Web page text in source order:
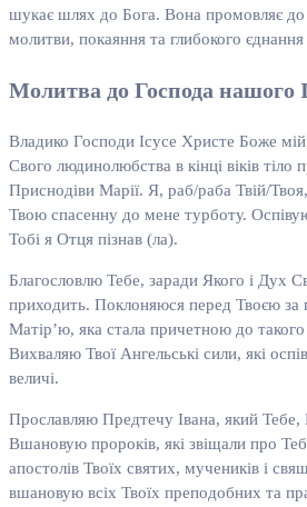
шукає шлях до Бога. Вона промовляє до
молитви, покаяння та глибокого
Молитва до Господа нашого
Владико Господи Ісусе Христе Боже
Свого людинолюбства в кінці віків тіло
Приснодіви Марії. Я, раб/раба Твій/
Твою спасенну до мене турботу.
Тобі я Отця пізнав (ла).
Благословлю Тебе, заради Якого і Дух
приходить. Поклоняюся перед Твоєю
Матір’ю, яка стала причетною до такого
Вихваляю Твої Ангельські сили, які
величі.
Прославляю Предтечу Івана, який Тебе,
Вшановую пророків, які звіщали про
апостолів Твоїх святих, мучеників і
вшановую всіх Твоїх преподобних та